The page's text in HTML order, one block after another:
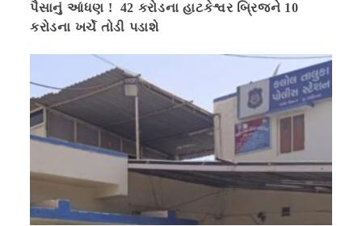
પૈસાનું આંધણ ! 42 કરોડના હાટકેશ્વર બ્રિજને 10
કરોડના ખર્ચે તોડી પડાશે